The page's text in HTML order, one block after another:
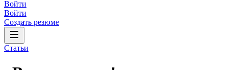
Войти
Войти
Создать резюме
Статьи